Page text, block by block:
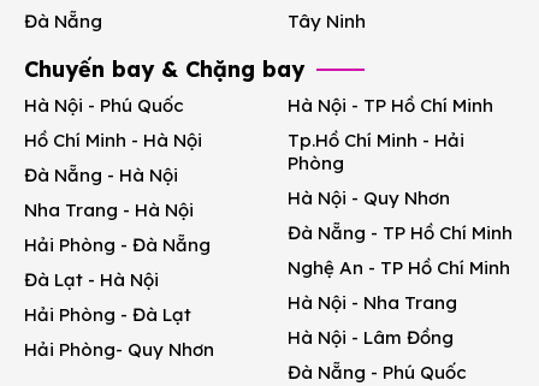
Đà Nẵng
Tây Ninh
Chuyến bay & Chặng bay
Hà Nội - Phú Quốc
Hồ Chí Minh - Hà Nội
Đà Nẵng - Hà Nội
Nha Trang - Hà Nội
Hải Phòng - Đà Nẵng
Đà Lạt - Hà Nội
Hải Phòng - Đà Lạt
Hải Phòng- Quy Nhơn
Hà Nội - TP Hồ Chí Minh
Tp.Hồ Chí Minh - Hải
Phòng
Hà Nội - Quy Nhơn
Đà Nẵng - TP Hồ Chí Minh
Nghệ An - TP Hồ Chí Minh
Hà Nội - Nha Trang
Hà Nội - Lâm Đồng
Đà Nẵng - Phú Quốc